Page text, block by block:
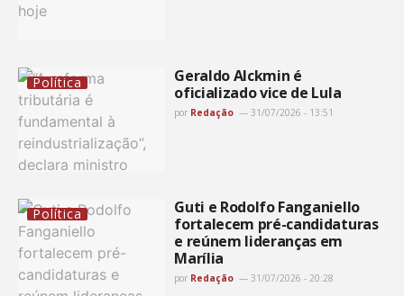
Política
Geraldo Alckmin é
oficializado vice de Lula
por Redação 31/07/2026 - 13:51
Política
Guti e Rodolfo Fanganiello
fortalecem pré-candidaturas
e reúnem lideranças em
Marília
por Redação 31/07/2026 - 20:28